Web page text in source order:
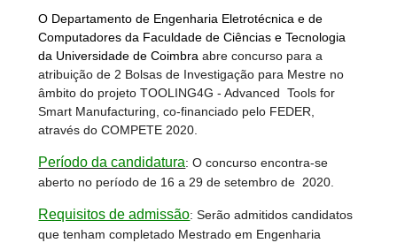
O Departamento de Engenharia Eletrotécnica e de
Computadores da Faculdade de Ciências e Tecnologia
da Universidade de Coimbraabre concurso para a
atribuição de 2 Bolsas de Investigação para Mestre no
âmbito do projeto TOOLING4G - Advanced Tools for
Smart Manufacturing, co-financiado pelo FEDER,
através do COMPETE 2020.
Período da candidatura: O concurso encontra-se
aberto no período de 16 a 29 de setembro de 2020.
Requisitos de admissão: Serão admitidos candidatos
que tenham completado Mestrado em Engenharia